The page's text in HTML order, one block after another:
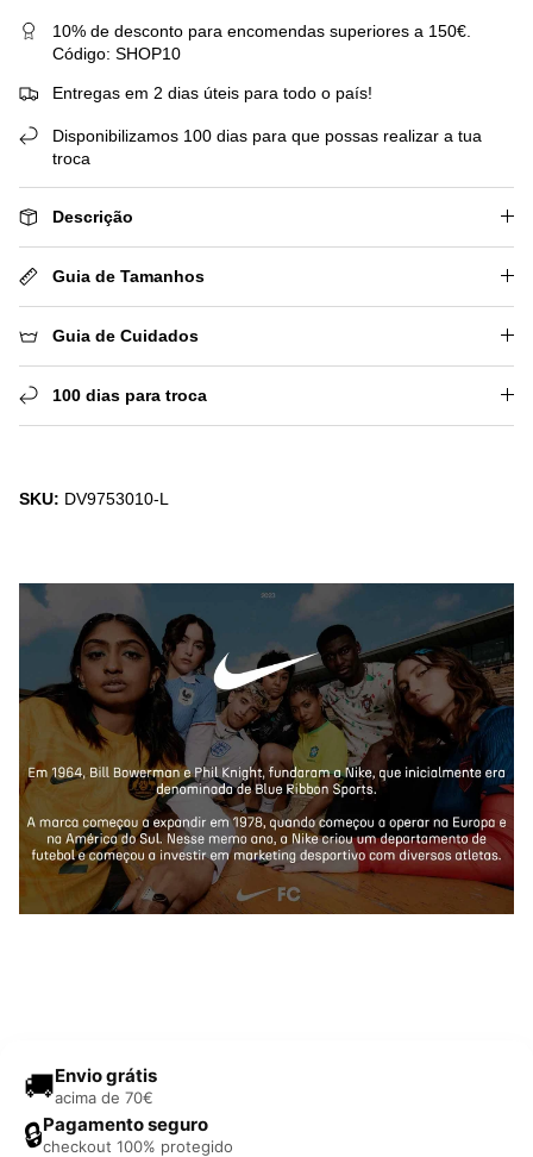
10% de desconto para encomendas superiores a 150€.
Código: SHOP10
Entregas em 2 dias úteis para todo o país!
Disponibilizamos 100 dias para que possas realizar a tua
troca
Descrição
Guia de Tamanhos
Guia de Cuidados
100 dias para troca
SKU: DV9753010-L
🚚Envio grátis
acima de 70€
🔒Pagamento seguro
checkout 100% protegido